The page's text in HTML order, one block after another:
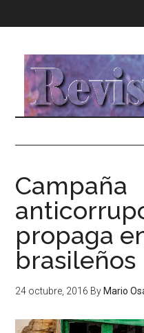
Campaña
propaga
brasileños
24 octubre, 2016 By Mario